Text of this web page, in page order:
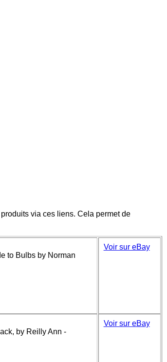
via ces liens. Cela permet de
to Bulbs by Norman
Voir sur eBay
by Reilly Ann -
Voir sur eBay